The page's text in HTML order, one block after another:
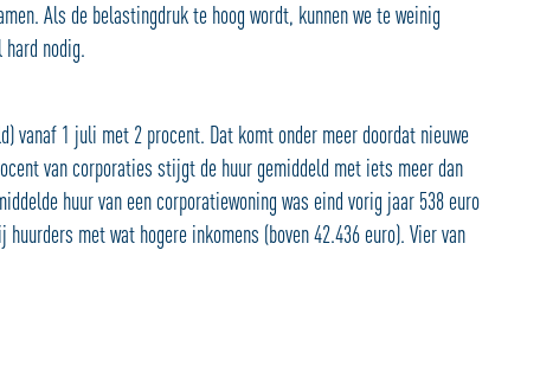
Als de belastingdruk te hoog wordt, kunnen we te weinig
hard nodig.
vanaf 1 juli met 2 procent. Dat komt onder meer doordat nieuwe
van corporaties stijgt de huur gemiddeld met iets meer dan
huur van een corporatiewoning was eind vorig jaar 538 euro
met wat hogere inkomens (boven 42.436 euro). Vier van